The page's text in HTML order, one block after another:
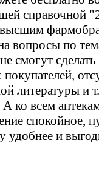
справочной
вопросы по
смогут сделать
литературы и
А ко всем
спокойное,
удобнее и